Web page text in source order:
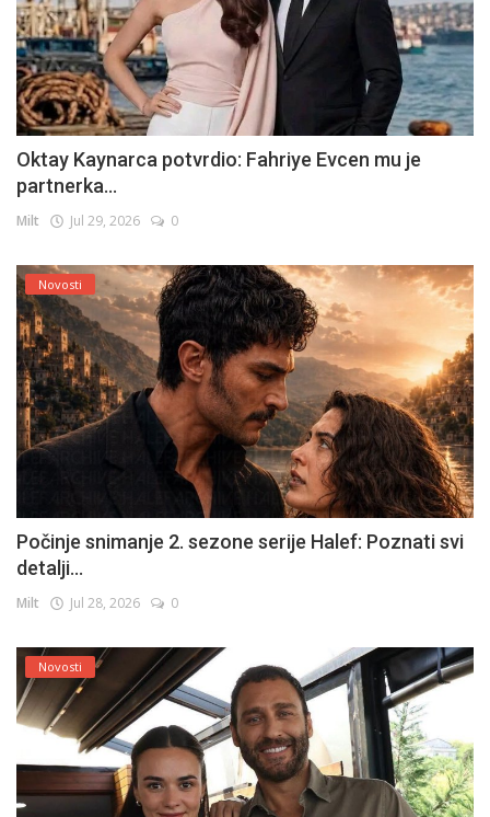
Oktay Kaynarca potvrdio: Fahriye Evcen mu je
partnerka...
Milt Jul 29, 2026 0
Novosti
Počinje snimanje 2. sezone serije Halef: Poznati svi
detalji...
Milt Jul 28, 2026 0
Novosti